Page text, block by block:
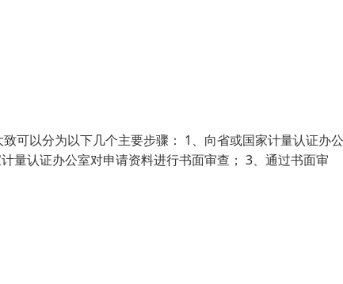
可以分为以下几个主要步骤： 1、向省或国家计量认证办
量认证办公室对申请资料进行书面审查； 3、通过书面审